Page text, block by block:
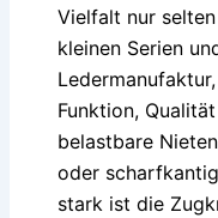
Vielfalt nur
kleinen Serien
Funktion,
belastbare
oder
stark ist die